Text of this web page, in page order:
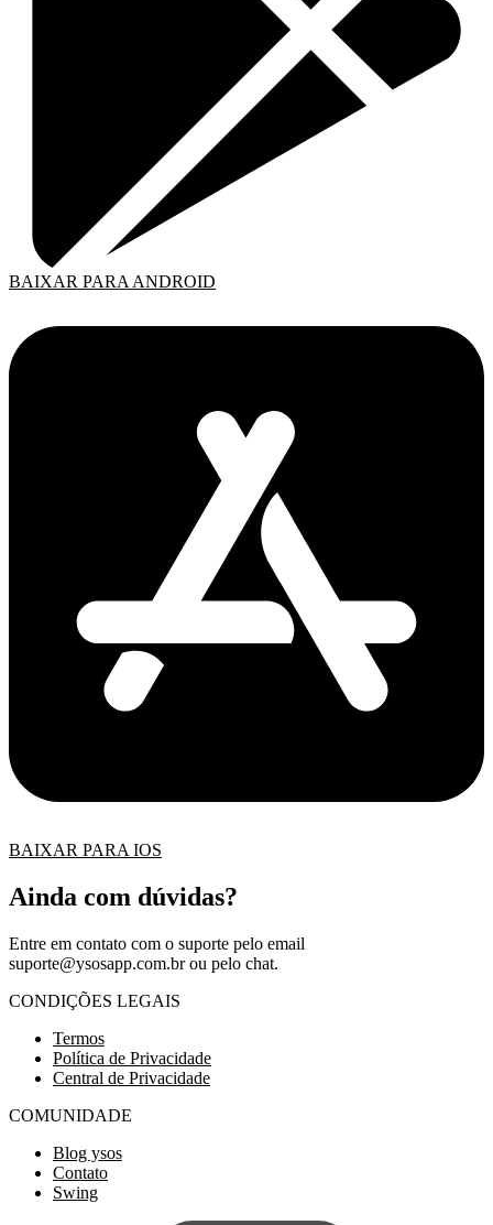
BAIXAR PARA ANDROID
BAIXAR PARA IOS
Ainda com dúvidas?
Entre em contato com o suporte pelo email
suporte@ysosapp.com.brou pelo chat.
CONDIÇÕES LEGAIS
Termos
Política de Privacidade
Central de Privacidade
COMUNIDADE
Blog ysos
Contato
Swing